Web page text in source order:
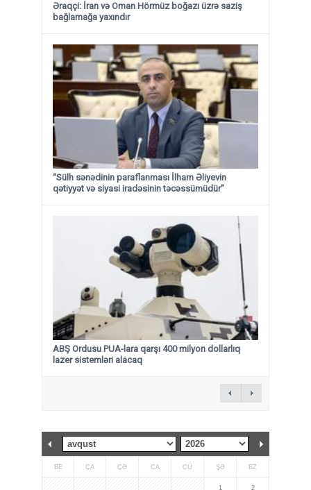
Əraqçi: İran və Oman Hörmüz boğazı üzrə saziş
bağlamağa yaxındır
“Sülh sənədinin paraflanması İlham Əliyevin
qətiyyət və siyasi iradəsinin təcəssümüdür”
ABŞ Ordusu PUA-lara qarşı 400 milyon dollarlıq
lazer sistemləri alacaq
BE ÇA ÇƏ CA CÜ ŞƏ BZ
1 2